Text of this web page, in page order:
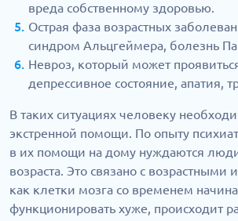
вреда собственному здоровью.
Острая фаза возрастных
синдром Альцгеймера, болезнь
Невроз, который может
депрессивное состояние, апатия,
В таких ситуациях человеку
экстренной помощи. По опыту
в их помощи на дому нуждаются
возраста. Это связано с возрастными
как клетки мозга со временем
функционировать хуже, происходит